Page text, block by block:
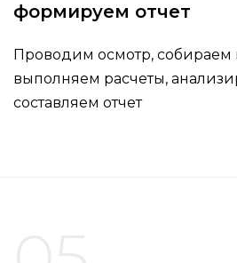
формируем отчет
Проводим осмотр,
выполняем расчеты,
составляем отчет